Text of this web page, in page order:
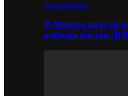
Автомобили
В Москве начали
кабины постов